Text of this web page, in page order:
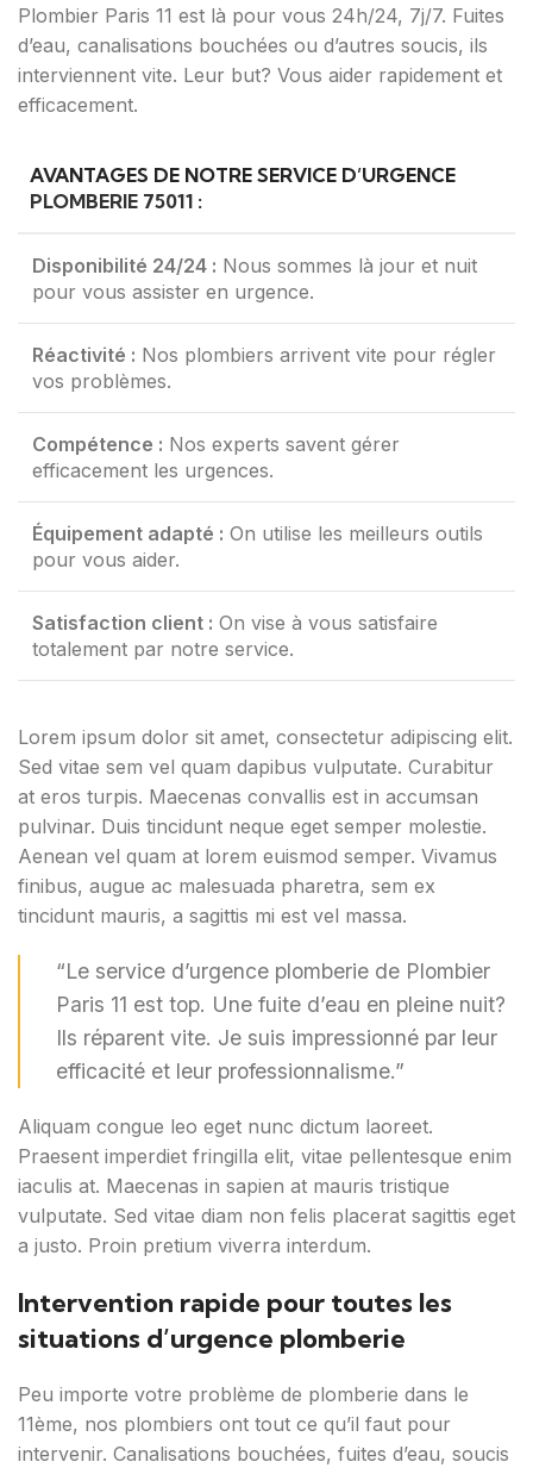
Plombier Paris 11 est là pour vous 24h/24, 7j/7. Fuites
d’eau, canalisations bouchées ou d’autres soucis, ils
interviennent vite. Leur but? Vous aider rapidement et
efficacement.
AVANTAGES DE NOTRE SERVICE D’URGENCE
PLOMBERIE 75011 :
Disponibilité 24/24 : Nous sommes là jour et nuit
pour vous assister en urgence.
Réactivité : Nos plombiers arrivent vite pour régler
vos problèmes.
Compétence : Nos experts savent gérer
efficacement les urgences.
Équipement adapté : On utilise les meilleurs outils
pour vous aider.
Satisfaction client : On vise à vous satisfaire
totalement par notre service.
Lorem ipsum dolor sit amet, consectetur adipiscing elit.
Sed vitae sem vel quam dapibus vulputate. Curabitur
at eros turpis. Maecenas convallis est in accumsan
pulvinar. Duis tincidunt neque eget semper molestie.
Aenean vel quam at lorem euismod semper. Vivamus
finibus, augue ac malesuada pharetra, sem ex
tincidunt mauris, a sagittis mi est vel massa.
“Le service d’urgence plomberie de Plombier
Paris 11 est top. Une fuite d’eau en pleine nuit?
Ils réparent vite. Je suis impressionné par leur
efficacité et leur professionnalisme.”
Aliquam congue leo eget nunc dictum laoreet.
Praesent imperdiet fringilla elit, vitae pellentesque enim
iaculis at. Maecenas in sapien at mauris tristique
vulputate. Sed vitae diam non felis placerat sagittis eget
a justo. Proin pretium viverra interdum.
Intervention rapide pour toutes les
situations d’urgence plomberie
Peu importe votre problème de plomberie dans le
11ème, nos plombiers ont tout ce qu’il faut pour
intervenir. Canalisations bouchées, fuites d’eau, soucis